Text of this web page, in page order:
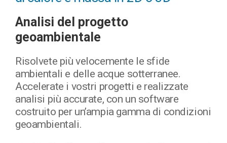
Analisi del progetto
geoambientale
Risolvete più velocemente le sfide
ambientali e delle acque sotterranee.
Accelerate i vostri progetti e realizzate
analisi più accurate, con un software
costruito per un’ampia gamma di condizioni
geoambientali.